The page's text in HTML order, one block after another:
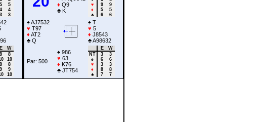
5
5
4
4
3 3
E
W
8
8
10
8
8
9
9
10
♦ Q9
♣ K
♥
9
9
♦
5
5
♣
6 6
♠AJ7532
♥ T97
♦ AT2
♣ Q
♠ T
♥ 5
♦ J8543
♣A98632
Par: 500
♠ 986
♥ 63
♦ K76
♣ JT754
E
W
NT
3
3
♠
6
6
♥
3
3
♦
8
8
♣
7 7